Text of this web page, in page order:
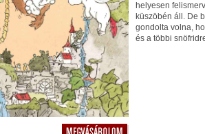
helyesen
küszöbén áll. De
gondolta volna,
és a többi